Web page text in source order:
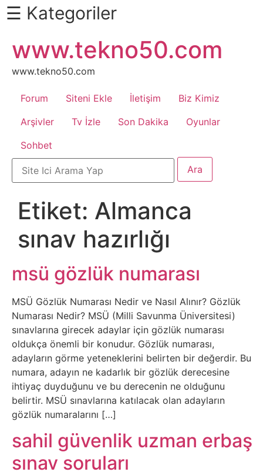
Daha
Fazlası
İçin
Kaydır
Android
Apk
Arabalar
Bankacılık
İşlemleri
Belgesel
Bilgi
Bilgisayar
Bilim
Bitcoin
Bitkiler
Çizgi
☰ Kategoriler
atla
www.tekno50.com
www.tekno50.com
Forum Siteni Ekle İletişim
Biz Kimiz
Arşivler
Tv İzle Son Dakika
Oyunlar
Sohbet
Etiket: Almanca
sınav hazırlığı
msü gözlük numarası
MSÜ Gözlük Numarası Nedir ve Nasıl Alınır? Gözlük
Numarası Nedir? MSÜ (Milli Savunma Üniversitesi)
sınavlarına girecek adaylar için gözlük numarası
oldukça önemli bir konudur. Gözlük numarası,
adayların görme yeteneklerini belirten bir değerdir. Bu
numara, adayın ne kadarlık bir gözlük derecesine
ihtiyaç duyduğunu ve bu derecenin ne olduğunu
belirtir. MSÜ sınavlarına katılacak olan adayların
gözlük numaralarını […]
sahil güvenlik uzman erbaş
sınav soruları